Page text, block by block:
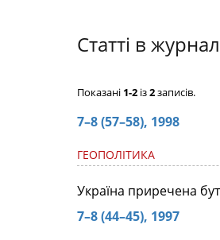
Статті в
Показані 1-2 із2записів.
7–8 (57–58), 1998
ГЕОПОЛІТИКА
Україна приречена
7–8 (44–45), 1997